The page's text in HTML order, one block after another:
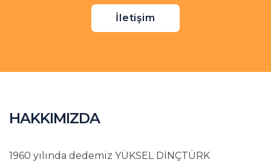
İletişim
HAKKIMIZDA
1960 yılında dedemiz YÜKSEL DİNÇTÜRK